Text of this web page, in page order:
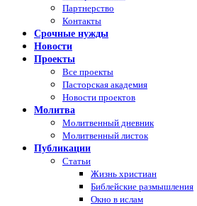
Партнерство
Контакты
Срочные нужды
Новости
Проекты
Все проекты
Пасторская академия
Новости проектов
Молитва
Молитвенный дневник
Молитвенный листок
Публикации
Статьи
Жизнь христиан
Библейские размышления
Окно в ислам